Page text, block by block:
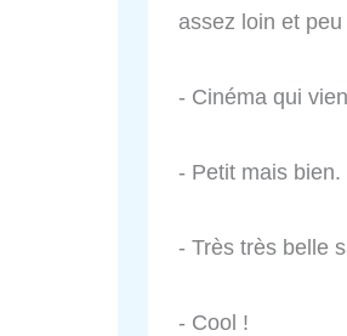
assez loin et
- Cinéma qui
- Petit mais bien.
- Très très belle
- Cool !